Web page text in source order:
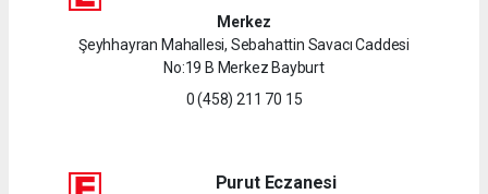
Merkez
Şeyhhayran Mahallesi, Sebahattin Savacı Caddesi
No:19 B Merkez Bayburt
0 (458) 211 70 15
Purut Eczanesi